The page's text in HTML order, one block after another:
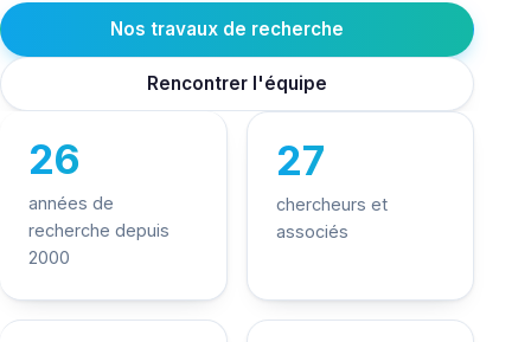
Nos travaux de recherche
Rencontrer l'équipe
26
années de
recherche depuis
2000
27
chercheurs et
associés